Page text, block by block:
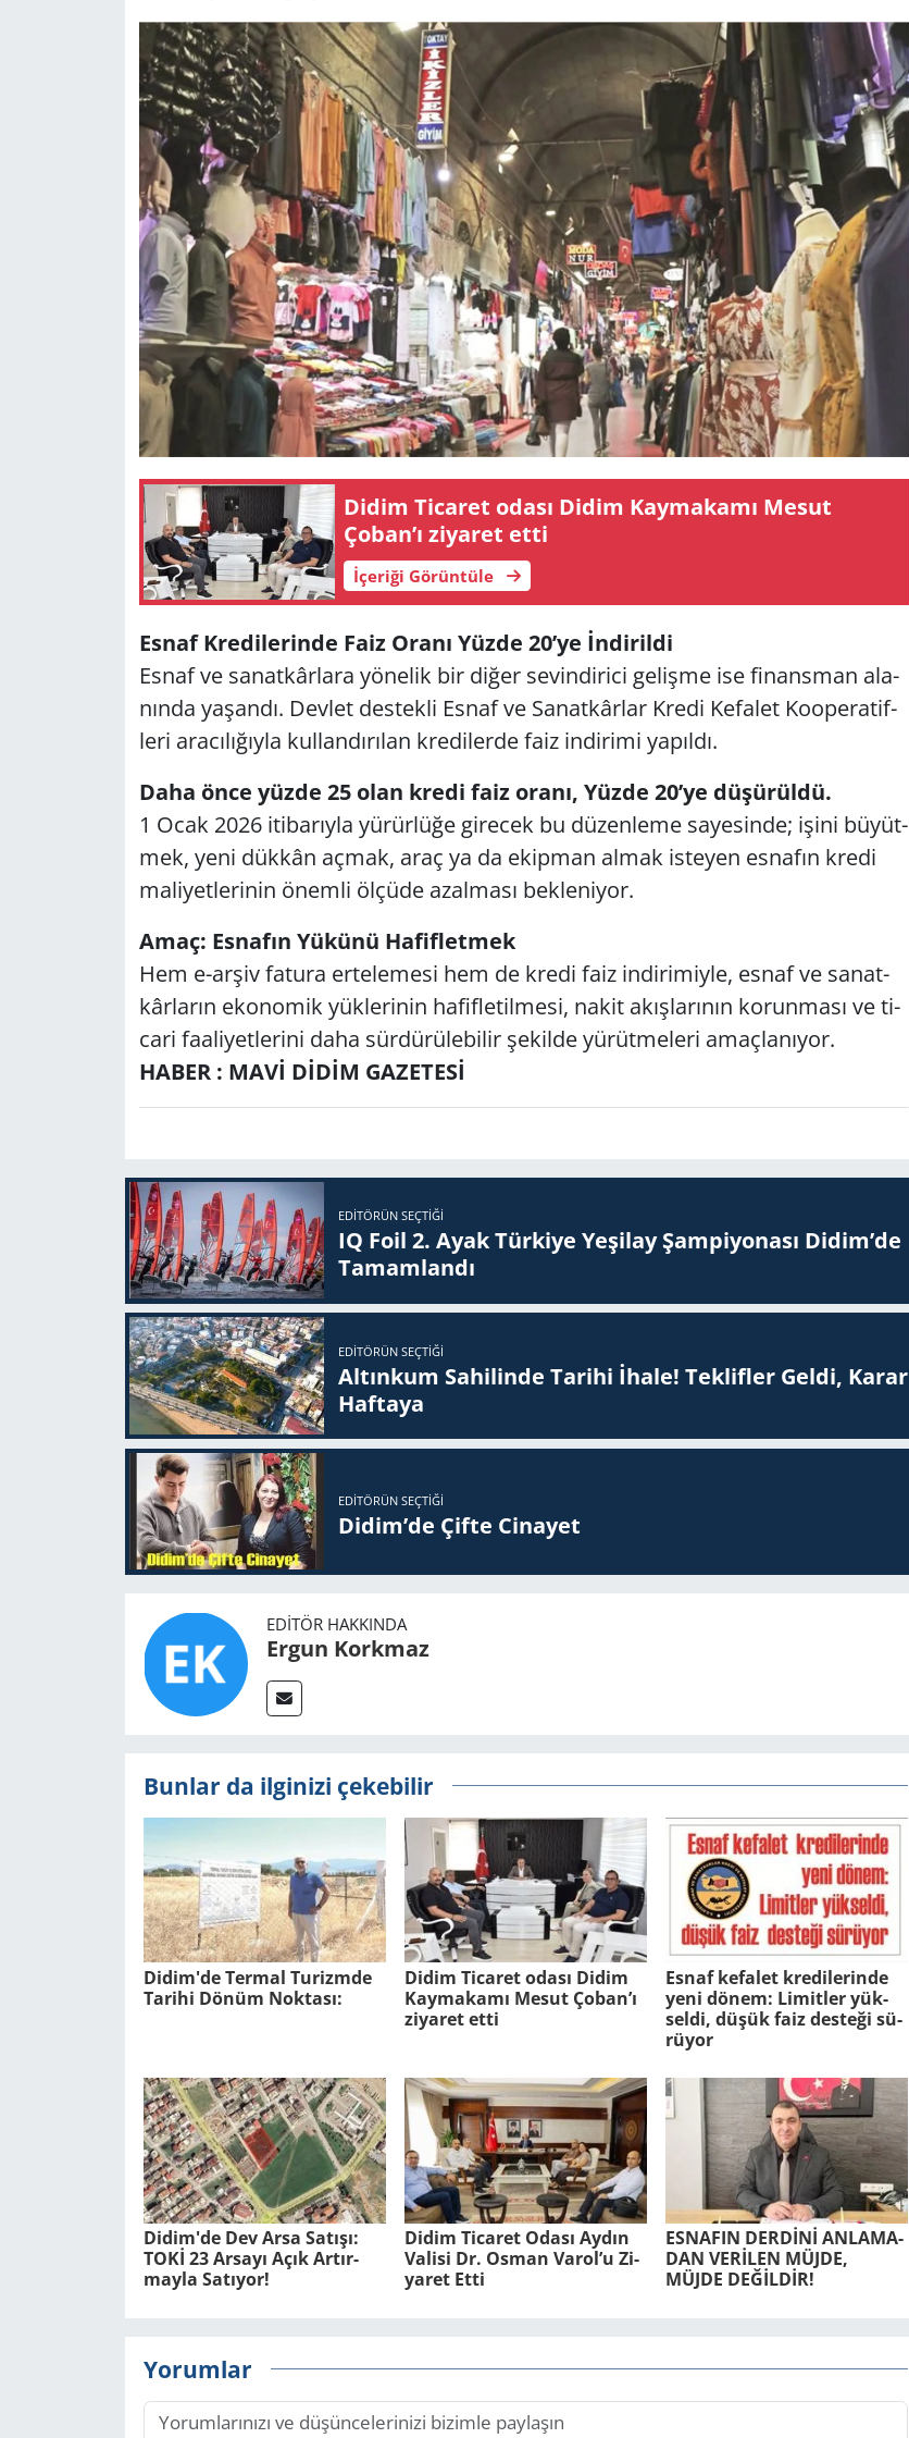
Didim Ticaret odası Didim Kaymakamı Mesut
Çoban’ı ziyaret etti
İçeriği Görüntüle
Esnaf Kre­di­le­rin­de Faiz Oranı Yüzde 20’ye İndi­ril­di
Esnaf ve sa­nat­kâr­la­ra yö­ne­lik bir diğer se­vin­di­ri­ci ge­liş­me ise fi­nans­man ala­
nın­da ya­şan­dı. Dev­let des­tek­li Esnaf ve Sa­nat­kâr­lar Kredi Ke­fa­let Ko­ope­ra­tif­
le­ri ara­cı­lı­ğıy­la kul­lan­dı­rı­lan kre­di­ler­de faiz in­di­ri­mi ya­pıl­dı.
Daha önce yüzde 25 olan kredi faiz oranı, Yüzde 20’ye dü­şü­rül­dü.
1 Ocak 2026 iti­ba­rıy­la yü­rür­lü­ğe gi­recek bu dü­zen­le­me sa­ye­sin­de; işini bü­yüt­
mek, yeni dük­kân açmak, araç ya da ekip­man almak is­te­yen es­na­fın kredi
ma­li­yet­le­ri­nin önem­li öl­çü­de azal­ma­sı bek­le­ni­yor.
Amaç: Es­na­fın Yü­kü­nü Ha­fif­let­mek
Hem e-ar­şiv fa­tu­ra er­te­le­me­si hem de kredi faiz in­di­ri­miy­le, esnaf ve sa­nat­
kâr­la­rın eko­no­mik yük­le­ri­nin ha­fif­le­til­me­si, nakit akış­la­rı­nın ko­run­ma­sı ve ti­
ca­ri fa­ali­yet­le­ri­ni daha sür­dü­rü­le­bi­lir şe­kil­de yü­rüt­me­le­ri amaç­la­nı­yor.
HABER : MAVİ DİDİM GAZETESİ
EDITÖRÜN SEÇTIĞI
IQ Foil 2. Ayak Tür­ki­ye Ye­şi­lay Şam­pi­yo­na­sı Didim’de
Ta­mam­lan­dı
EDITÖRÜN SEÇTIĞI
Altınkum Sahilinde Tarihi İhale! Teklifler Geldi, Karar
Haftaya
EDITÖRÜN SEÇTIĞI
Didim’de Çifte Ci­na­yet
EDITÖR HAKKINDA
Ergun Korkmaz
Bunlar da ilginizi çekebilir
Didim'de Ter­mal Tu­rizm­de
Ta­ri­hi Dönüm Nok­ta­sı:
Didim Ticaret odası Didim
Kaymakamı Mesut Çoban’ı
ziyaret etti
Esnaf ke­fa­let kre­di­le­rin­de
yeni dönem: Li­mit­ler yük­
sel­di, düşük faiz des­te­ği sü­
rü­yor
Didim'de Dev Arsa Sa­tı­şı:
TOKİ 23 Ar­sa­yı Açık Ar­tır­
may­la Sa­tı­yor!
Didim Ti­ca­ret Odası Aydın
Va­li­si Dr. Osman Varol’u Zi­
ya­ret Etti
ES­NA­FIN DERDİNİ AN­LA­MA­
DAN VERİLEN MÜJDE,
MÜJDE DEĞİLDİR!
Yorumlar